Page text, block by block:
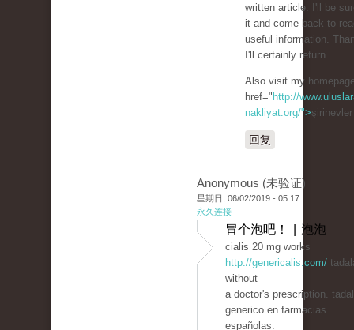
written article. I'll be
it and come back to
useful information.
I'll certainly return.
Also visit my
href=" http://
nakliyat.org/">
回复
Anonymous (未验证)
星期日, 06/02/2019 - 05:17
永久连接
冒个泡吧！ | 泡泡
cialis 20 mg works
http://genericalis.com/
without
a doctor's prescription.
generico en farmacias
españolas.